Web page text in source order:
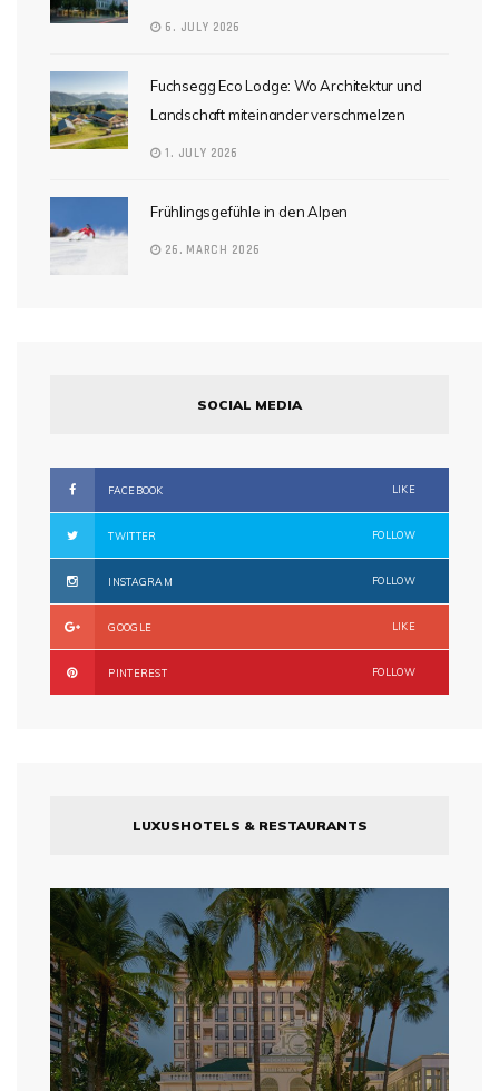
6. JULY 2026
Fuchsegg Eco Lodge: Wo Architektur und
Landschaft miteinander verschmelzen
1. JULY 2026
Frühlingsgefühle in den Alpen
26. MARCH 2026
SOCIAL MEDIA
FACEBOOK LIKE
TWITTER FOLLOW
INSTAGRAM FOLLOW
GOOGLE LIKE
PINTEREST FOLLOW
LUXUSHOTELS & RESTAURANTS